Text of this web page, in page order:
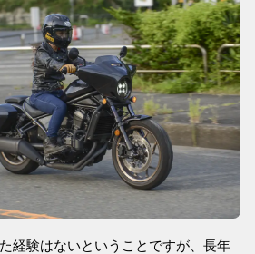
経験はないということですが、長年